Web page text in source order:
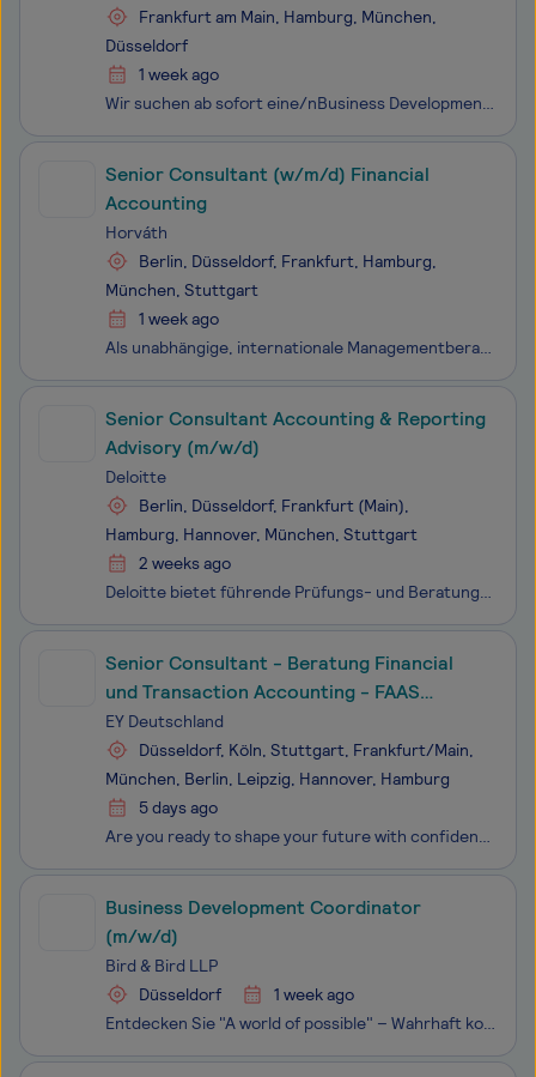
Frankfurt am Main, Hamburg, München,
Düsseldorf
1 week ago
Wir suchen ab sofort eine/nBusiness Development Manager (m/w/d) mit Schwerpunkt auf Corporate/M&A in Vollzeit am Standort Frankfurt am Main, Düsseldorf, Hamburg oder München.A&O Shearman ist eine international führende Kanzlei mit globaler Präsenz an 48 Standorten in 28 Ländern weltweit
Senior Consultant (w/m/d) Financial
Accounting
Horváth
Berlin, Düsseldorf, Frankfurt, Hamburg,
München, Stuttgart
1 week ago
Als unabhängige, internationale Managementberatung begegnen wir täglich spannenden Aufgaben und Kunden. Durch individuelle Stärken und Talente sowie umfassende Expertise wachsen wir über uns hinaus. Wir nehmen Herausforderungen an – als Team auf Augenhöhe. Freundschaftlich und mit Humor. Succes
Senior Consultant Accounting & Reporting
Advisory (m/w/d)
Deloitte
Berlin, Düsseldorf, Frankfurt (Main),
Hamburg, Hannover, München, Stuttgart
2 weeks ago
Deloitte bietet führende Prüfungs- und Beratungsleistungen in Audit & Assurance, Tax & Legal, Consulting und Advisory – für nahezu 90 % der Fortune Global 500® und zahlreiche private Unternehmen. Wir liefern innovative Denkansätze, lösen komplexe Herausforderungen und fördern nachhaltiges Wa
Senior Consultant - Beratung Financial
und Transaction Accounting - FAAS
(w/m/d)
EY Deutschland
Düsseldorf, Köln, Stuttgart, Frankfurt/Main,
München, Berlin, Leipzig, Hannover, Hamburg
5 days ago
Are you ready to shape your future with confidence?Gemeinsam die Welt jeden Tag ein bisschen besser machen. Für diesen Anspruch setzen wir bei EY alles in Bewegung und gehen als Team „all in". Schließlich haben wir ein klares Ziel vor Augen: nachhaltigen Wert und Wachstum zu schaffen - für unsere Ma
Business Development Coordinator
(m/w/d)
Bird & Bird LLP
Düsseldorf
1 week ago
Entdecken Sie "A world of possible" – Wahrhaft kollegial, super neugierig, rundum respektvoll. Teamwork macht uns stark und Vielseitigkeit kreativ. Wir streben nach Exzellenz, begrüßen Herausforderungen und entwickeln gemeinsam innovative Lösungen, die unser Wachstum vorantreiben. Wir sind Bird &